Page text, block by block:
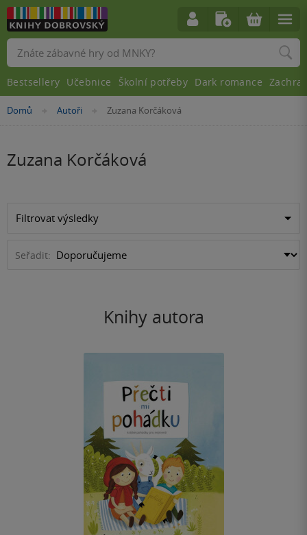
Nacházíte
Domů »Autoři »
Zuzana Korčáková
Zuzana Korčáková
Filtrovat výsledky
Seřadit:
Knihy autora
Vyhledávání
Bestsellery Učebnice Školní potřeby Dark romance